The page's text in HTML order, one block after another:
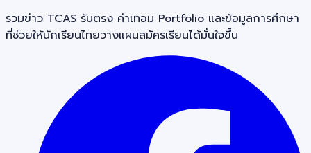
รวมข่าว TCAS รับตรง ค่าเทอม Portfolio และข้อมูลการศึกษา
ที่ช่วยให้นักเรียนไทยวางแผนสมัครเรียนได้มั่นใจขึ้น